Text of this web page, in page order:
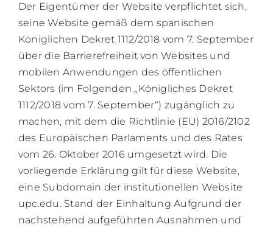
Der Eigentümer der Website verpflichtet sich,
seine Website gemäß dem spanischen
Königlichen Dekret 1112/2018 vom 7. September
über die Barrierefreiheit von Websites und
mobilen Anwendungen des öffentlichen
Sektors (im Folgenden „Königliches Dekret
1112/2018 vom 7. September“) zugänglich zu
machen, mit dem die Richtlinie (EU) 2016/2102
des Europäischen Parlaments und des Rates
vom 26. Oktober 2016 umgesetzt wird. Die
vorliegende Erklärung gilt für diese Website,
eine Subdomain der institutionellen Website
upc.edu. Stand der Einhaltung Aufgrund der
nachstehend aufgeführten Ausnahmen und